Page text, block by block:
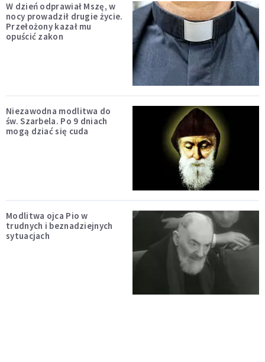
W dzień odprawiał Mszę, w
nocy prowadził drugie życie.
Przełożony kazał mu
opuścić zakon
Niezawodna modlitwa do
św. Szarbela. Po 9 dniach
mogą dziać się cuda
Modlitwa ojca Pio w
trudnych i beznadziejnych
sytuacjach